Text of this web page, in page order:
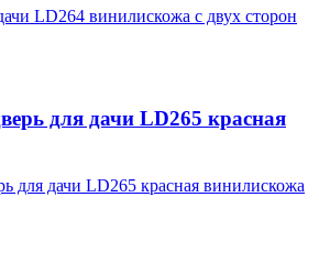
для дачи LD265 красная